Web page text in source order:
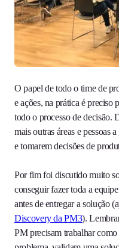
O papel de todo o time de
e ações, na prática é preciso
todo o processo de decisão.
mais outras áreas e pessoas
e tomarem decisões de
Por fim foi discutido muito
conseguir fazer toda a
antes de entregar a solução
Discovery da PM3).
PM precisam trabalhar